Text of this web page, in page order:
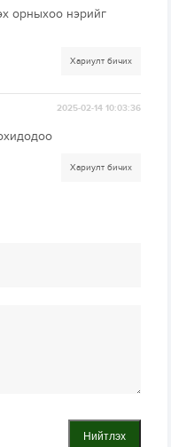
орныхоо нэрийг
Хариулт бичих
2025-02-14 10:03:36
Хариулт бичих
Нийтлэх